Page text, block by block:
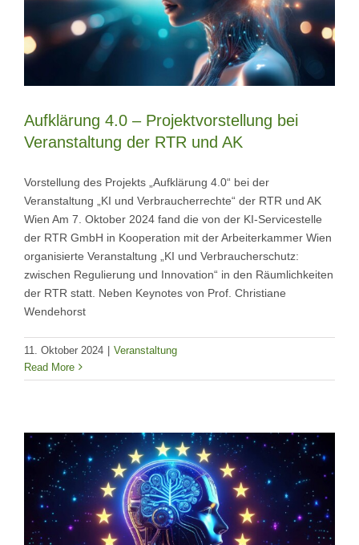
Aufklärung 4.0 – Projektvorstellung bei
Veranstaltung der RTR und AK
Vorstellung des Projekts „Aufklärung 4.0“ bei der
Veranstaltung „KI und Verbraucherrechte“ der RTR und AK
Wien Am 7. Oktober 2024 fand die von der KI-Servicestelle
der RTR GmbH in Kooperation mit der Arbeiterkammer Wien
organisierte Veranstaltung „KI und Verbraucherschutz:
zwischen Regulierung und Innovation“ in den Räumlichkeiten
der RTR statt. Neben Keynotes von Prof. Christiane
Wendehorst
11. Oktober 2024 | Veranstaltung
Read More